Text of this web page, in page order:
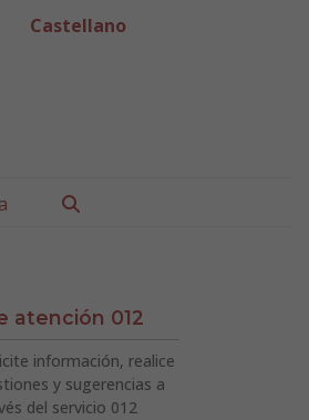
Castellano
atención 012
información, realice
y sugerencias a
del servicio 012